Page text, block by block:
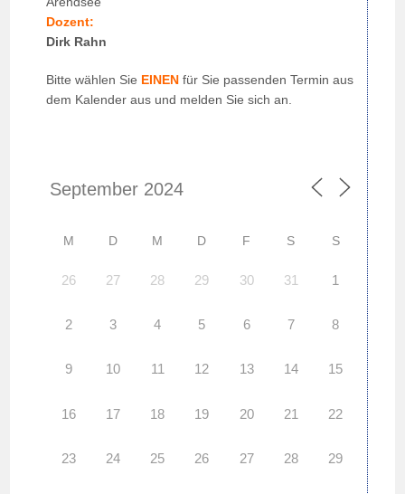
Dozent:
Dirk Rahn
Bitte wählen Sie EINEN für Sie passenden Termin aus
dem Kalender aus und melden Sie sich an.
M D M D F S S
26 27 28 29 30 31 1
2 3 4 5 6 7 8
9 10 11 12 13 14 15
16 17 18 19 20 21 22
23 24 25 26 27 28 29